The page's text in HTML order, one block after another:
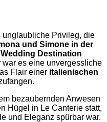
unglaubliche Privileg, die
und Simone in der
Wedding Destination
war es eine unvergessliche
Flair einer italienischen
bezaubernden Anwesen
Hügel in Le Canterie statt,
und Eleganz spürbar war.